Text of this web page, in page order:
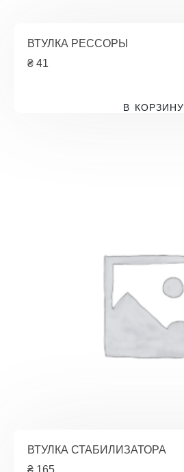
ВТУЛКА РЕССОРЫ
₴ 41
В КОРЗИНУ
ВТУЛКА СТАБИЛИЗАТОРА
₴ 165